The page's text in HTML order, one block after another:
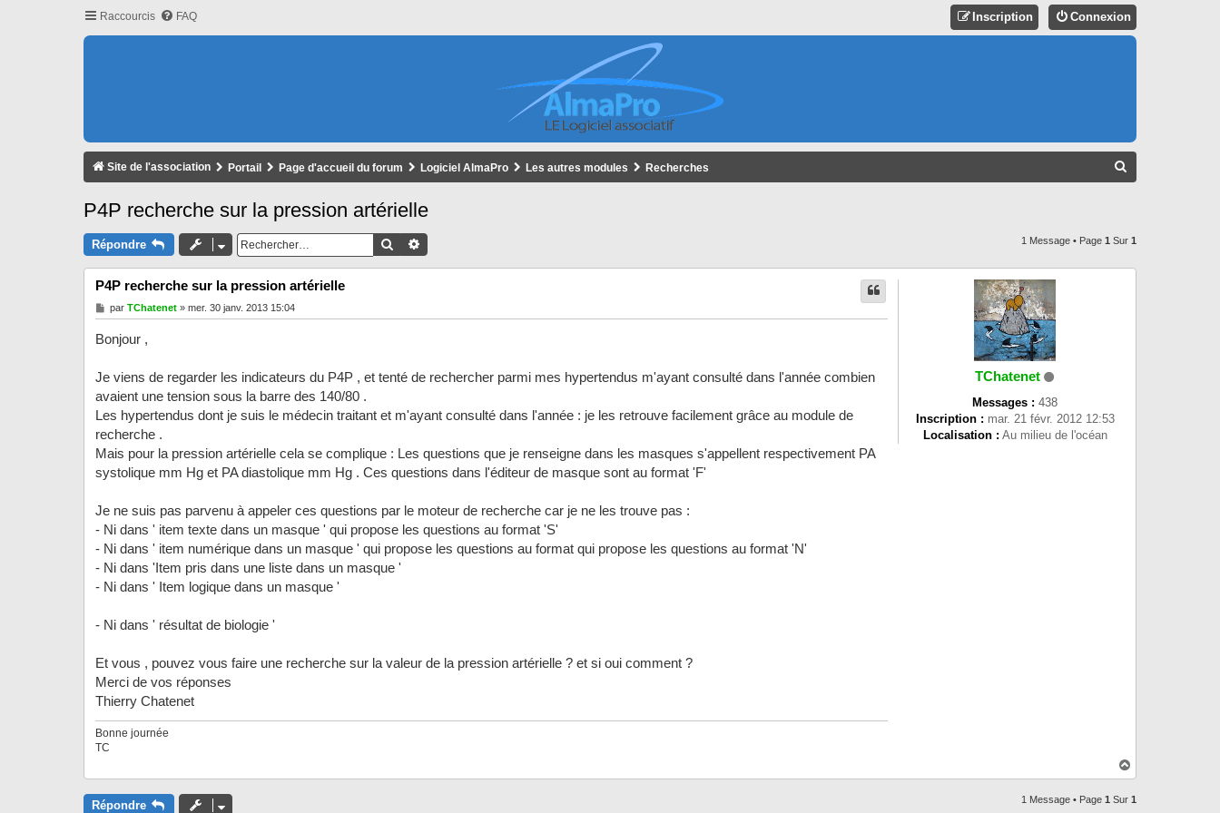
Raccourcis FAQ Connexion
Inscription
Site de l'association Portail Page d'accueil du forum Logiciel AlmaPro Les autres modules Recherches
H
P4P recherche sur la pression artérielle
Répondre Rechercher 1 Message • Page 1 Sur 1
TChatenet
Messages : 438
Inscription : mar. 21 févr. 2012 12:53
Localisation : Au milieu de l'océan
P4P recherche sur la pression artérielle
M
e
s
e
par TChatenet» mer. 30 janv. 2013 15:04
Bonjour ,
Je viens de regarder les indicateurs du P4P , et tenté de rechercher parmi mes hypertendus m'ayant consulté dans l'année combien
avaient une tension sous la barre des 140/80 .
Les hypertendus dont je suis le médecin traitant et m'ayant consulté dans l'année : je les retrouve facilement grâce au module de
recherche .
Mais pour la pression artérielle cela se complique : Les questions que je renseigne dans les masques s'appellent respectivement PA
systolique mm Hg et PA diastolique mm Hg . Ces questions dans l'éditeur de masque sont au format 'F'
Je ne suis pas parvenu à appeler ces questions par le moteur de recherche car je ne les trouve pas :
- Ni dans ' item texte dans un masque ' qui propose les questions au format 'S'
- Ni dans ' item numérique dans un masque ' qui propose les questions au format qui propose les questions au format 'N'
- Ni dans 'Item pris dans une liste dans un masque '
- Ni dans ' Item logique dans un masque '
- Ni dans ' résultat de biologie '
Et vous , pouvez vous faire une recherche sur la valeur de la pression artérielle ? et si oui comment ?
Merci de vos réponses
Thierry Chatenet
Bonne journée
TC
a
t
Répondre 1 Message • Page 1 Sur 1